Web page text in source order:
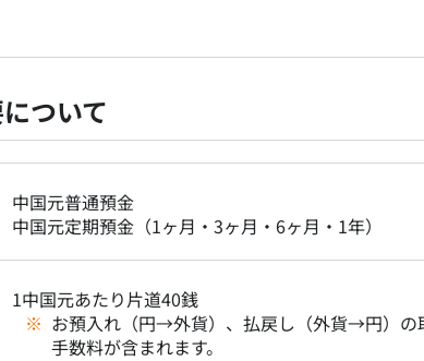
ついて
中国元普通預金
中国元定期預金（1ヶ月・3ヶ月・6ヶ月・1年）
1中国元あたり片道40銭
※ お預入れ（円→外貨）、払戻し（外貨→円）の
手数料が含まれます。